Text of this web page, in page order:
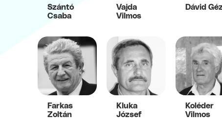
Szántó
Csaba
Vajda
Vilmos
Dávid
Farkas
Zoltán
Kluka
József
Koléder
Vilmos